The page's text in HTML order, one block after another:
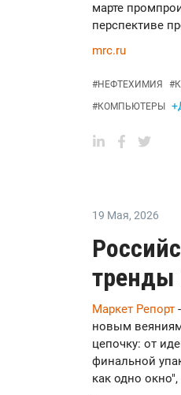
марте
перспективе
mrc.ru
#НЕФТЕХИМИЯ #
#КОМПЬЮТЕРЫ
19 Мая, 2026
тренды
Маркет Репорт
новым
цепочку: от
финальной
как одно